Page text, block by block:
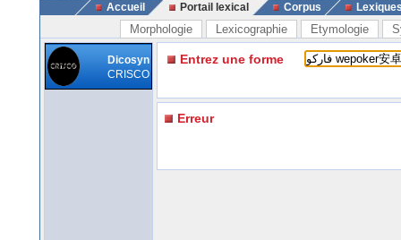
Accueil Portail lexical Corpus
Morphologie Lexicographie Etymologie
Dicosyn
CRISCO
Entrez une forme
Erreur